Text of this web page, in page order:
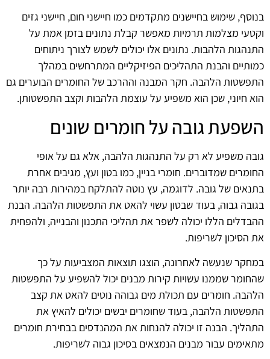
בנוסף, שימוש בחיישנים מתקדמים כמו חיישני חום, חיישני גזים
וקטעי מצלמות תרמיות מאפשר קבלת נתונים בזמן אמת על
התנהגות הלהבות. נתונים אלו יכולים לשמש לצורך ניתוחים
כמותיים והבנת התהליכים הפיזיקליים המתרחשים במהלך
התפשטות הלהבה. חקר המבנה וההרכב של החומרים הבוערים גם
הוא חיוני, שכן הוא משפיע על עוצמת הלהבות וקצב התפשטותן.
השפעת גובה על חומרים שונים
גובה משפיע לא רק על התנהגות הלהבה, אלא גם על אופי
החומרים שמדוברים. חומרי בניין, כמו בטון ועץ, מגיבים אחרת
בתנאים של גובה. לדוגמה, עץ נוטה להתלקח במהירות רבה יותר
בגובה גבוה, בעוד שבטון עשוי להאט את התפשטות הלהבה. הבנת
ההבדלים הללו יכולה לשפר את תהליכי התכנון והבנייה, ולהפחית
את הסיכון לשריפות.
במחקר שנעשה לאחרונה, הוצגו תוצאות המצביעות על כך
שהחומר שממנו עשויות קירות מבנים יכול להשפיע על התפשטות
הלהבה. חומרים עם תכולת מים גבוהה נוטים להאט את קצב
התפשטות הלהבה, בעוד שחומרים יבשים יכולים להאיץ את
התהליך. הבנה זו יכולה להנחות את המהנדסים בבחירת חומרים
מתאימים עבור מבנים הנמצאים בסיכון גבוה לשריפות.